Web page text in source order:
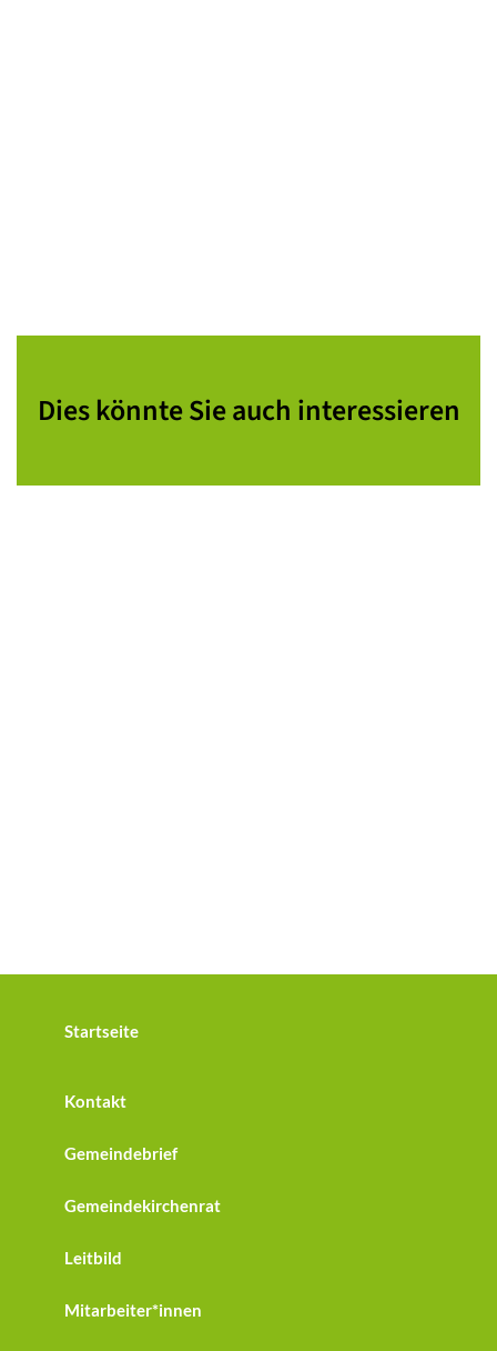
Dies könnte Sie auch interessieren
Startseite
Kontakt
Gemeindebrief
Gemeindekirchenrat
Leitbild
Mitarbeiter*innen